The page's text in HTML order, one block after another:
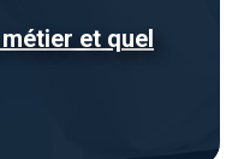
et quel